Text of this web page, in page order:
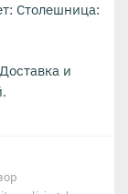
Столешница:
и